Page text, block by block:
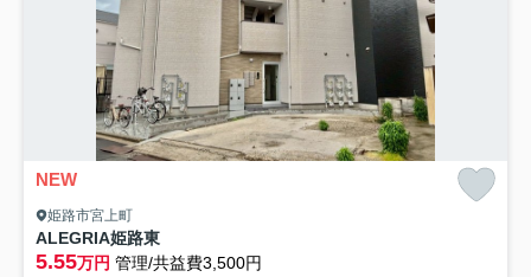
NEW
姫路市宮上町
ALEGRIA姫路東
5.55万円 管理/共益費3,500円